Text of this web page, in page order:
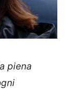
piena